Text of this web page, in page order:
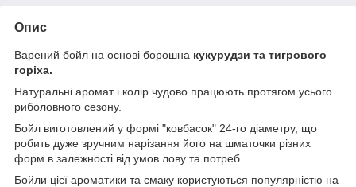
Опис
Варений бойл на основі борошна кукурудзи та тигрового
горіха.
Натуральні аромат і колір чудово працюють протягом усього
риболовного сезону.
Бойл виготовлений у формі "ковбасок" 24-го діаметру, що
робить дуже зручним нарізання його на шматочки різних
форм в залежності від умов лову та потреб.
Бойли цієї ароматики та смаку користуються популярністю на